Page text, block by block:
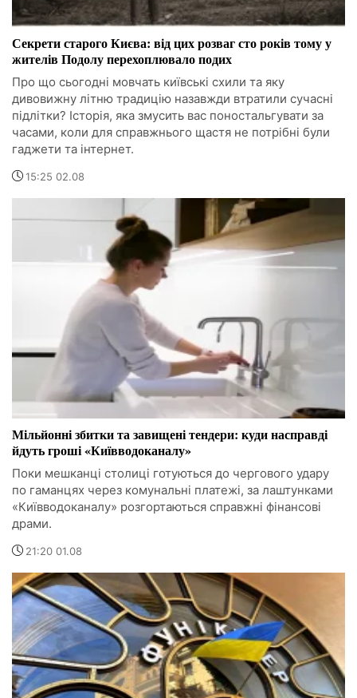
Секрети старого Києва: від цих розваг сто років тому у
жителів Подолу перехоплювало подих
Про що сьогодні мовчать київські схили та яку
дивовижну літню традицію назавжди втратили сучасні
підлітки? Історія, яка змусить вас поностальгувати за
часами, коли для справжнього щастя не потрібні були
гаджети та інтернет.
15:25 02.08
Мільйонні збитки та завищені тендери: куди насправді
йдуть гроші «Київводоканалу»
Поки мешканці столиці готуються до чергового удару
по гаманцях через комунальні платежі, за лаштунками
«Київводоканалу» розгортаються справжні фінансові
драми.
21:20 01.08